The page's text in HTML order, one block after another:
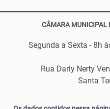
CÂMARA MUNICIPAL
Segunda a Sexta - 8h
Rua Darly Nerty
Santa